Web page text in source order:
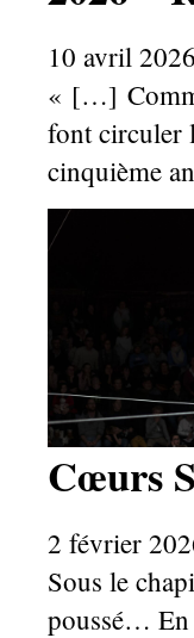
10 avril 2026
« […]
font circuler
cinquième
Cœurs
2 février
Sous le
poussé… En